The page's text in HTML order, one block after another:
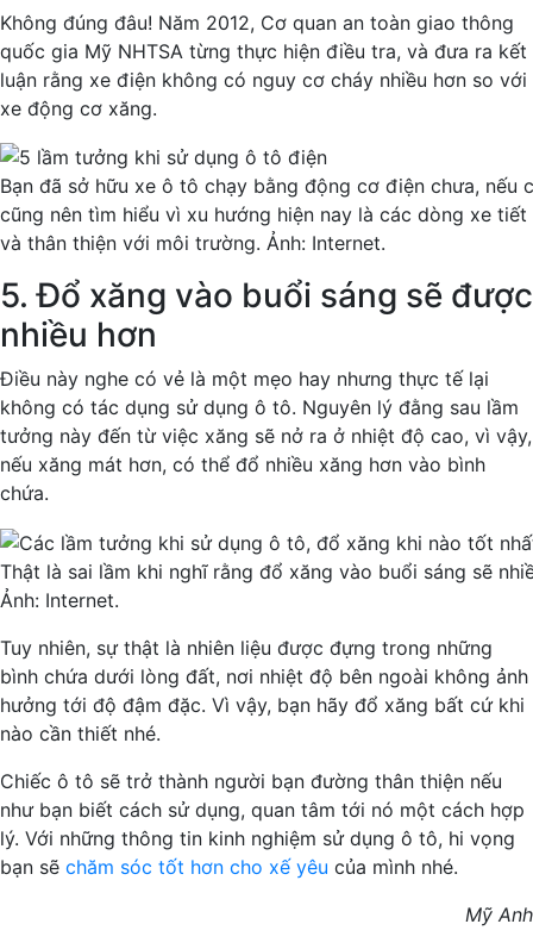
Không đúng đâu! Năm 2012, Cơ quan an toàn giao thông
quốc gia Mỹ NHTSA từng thực hiện điều tra, và đưa ra kết
luận rằng xe điện không có nguy cơ cháy nhiều hơn so với
xe động cơ xăng.
Bạn đã sở hữu xe ô tô chạy bằng động cơ điện chưa, nếu
cũng nên tìm hiểu vì xu hướng hiện nay là các dòng xe tiết
và thân thiện với môi trường. Ảnh: Internet.
5. Đổ xăng vào buổi sáng sẽ được
nhiều hơn
Điều này nghe có vẻ là một mẹo hay nhưng thực tế lại
không có tác dụng sử dụng ô tô. Nguyên lý đằng sau lầm
tưởng này đến từ việc xăng sẽ nở ra ở nhiệt độ cao, vì vậy,
nếu xăng mát hơn, có thể đổ nhiều xăng hơn vào bình
chứa.
Thật là sai lầm khi nghĩ rằng đổ xăng vào buổi sáng sẽ
Ảnh: Internet.
Tuy nhiên, sự thật là nhiên liệu được đựng trong những
bình chứa dưới lòng đất, nơi nhiệt độ bên ngoài không ảnh
hưởng tới độ đậm đặc. Vì vậy, bạn hãy đổ xăng bất cứ khi
nào cần thiết nhé.
Chiếc ô tô sẽ trở thành người bạn đường thân thiện nếu
như bạn biết cách sử dụng, quan tâm tới nó một cách hợp
lý. Với những thông tin kinh nghiệm sử dụng ô tô, hi vọng
bạn sẽ chăm sóc tốt hơn cho xế yêu của mình nhé.
Mỹ Anh